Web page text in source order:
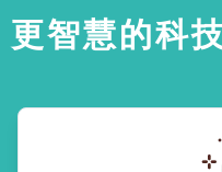
更智慧的科